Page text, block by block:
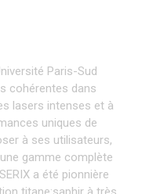
Paris-Sud
cohérentes dans
lasers intenses et à
uniques de
à ses utilisateurs,
gamme complète
a été pionnière